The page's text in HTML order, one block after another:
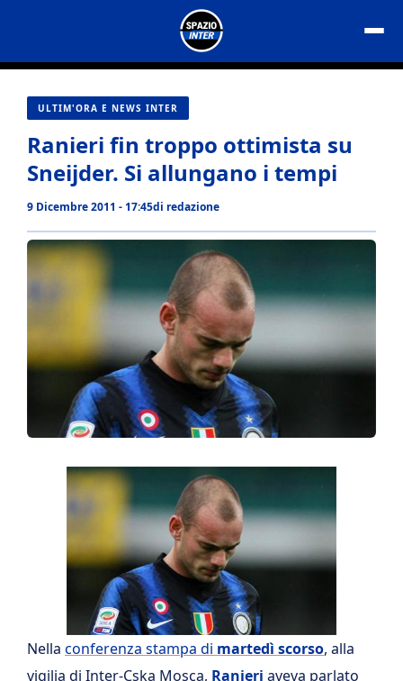
contenuto
ULTIM'ORA E NEWS INTER
Ranieri fin troppo ottimista su
Sneijder. Si allungano i tempi
9 Dicembre 2011 - 17:45di redazione
Nella conferenza stampa di martedì scorso, alla
vigilia di Inter-Cska Mosca, Ranieri aveva parlato